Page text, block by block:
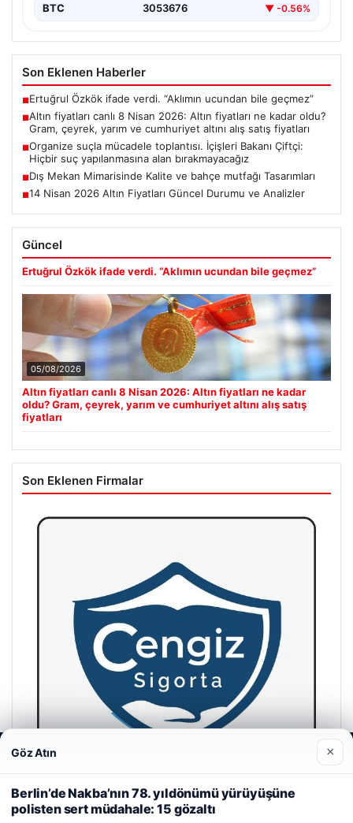
BTC 3053676 ▼ -0.56%
Son Eklenen Haberler
■Ertuğrul Özkök ifade verdi. “Aklımın ucundan bile geçmez”
■Altın fiyatları canlı 8 Nisan 2026: Altın fiyatları ne kadar oldu?
Gram, çeyrek, yarım ve cumhuriyet altını alış satış fiyatları
■Organize suçla mücadele toplantısı. İçişleri Bakanı Çiftçi:
Hiçbir suç yapılanmasına alan bırakmayacağız
■Dış Mekan Mimarisinde Kalite ve bahçe mutfağı Tasarımları
■14 Nisan 2026 Altın Fiyatları Güncel Durumu ve Analizler
Güncel
Ertuğrul Özkök ifade verdi. “Aklımın ucundan bile geçmez”
05/08/2026
Altın fiyatları canlı 8 Nisan 2026: Altın fiyatları ne kadar
oldu? Gram, çeyrek, yarım ve cumhuriyet altını alış satış
fiyatları
Son Eklenen Firmalar
Web sitemizi nasıl kullandığınızı daha iyi anlayabilmek,
deneyiminizi kişiselleştirmek ve geliştirmek amacıyla çerezler
kullanıyoruz. Çerez Politikamız
Reddet Kabul Et
Göz Atın ×
Berlin’de Nakba’nın 78. yıldönümü yürüyüşüne
polisten sert müdahale: 15 gözaltı